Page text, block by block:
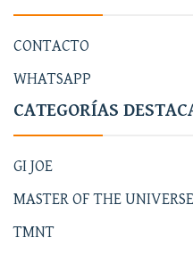
CONTACTO
WHATSAPP
CATEGORÍAS
GI JOE
MASTER OF THE UNIVERSE
TMNT